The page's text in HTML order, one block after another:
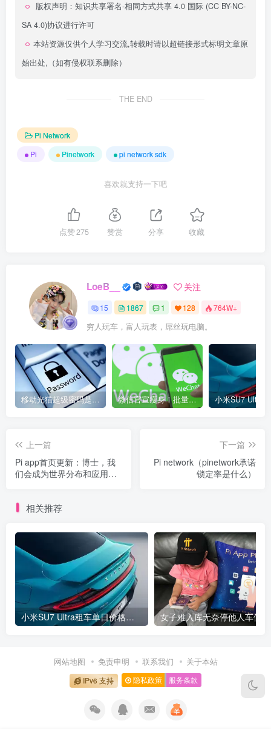
版权声明： 知识共享署名-相同方式共享 4.0 国际 (CC BY-NC-
SA 4.0)协议进行许可
本站资源仅供个人学习交流,转载时请以超链接形式标明文章原
始出处,（如有侵权联系删除）
THE END
Pi Network
Pi
Pinetwork pi network sdk
喜欢就支持一下吧
点赞275 赞赏 分享 收藏
LoeB__ 关注
15 1867 1 128 764W+
穷人玩车，富人玩表，屌丝玩电脑。
移动光猫超级密码是多少？移动光猫超级管理员后台账号与密码 微信官宣瘦身！批量清理原图新功能来了 安卓、iOS均可使用
上一篇
Pi app首页更新：博士，我
们会成为世界分布和应用最
下一篇
Pi network（pinetwork承诺
锁定率是什么）
相关推荐
小米SU7 Ultra租车单日价格高达万元：一月内已约满 预计一年回本
网站地图 免责申明 联系我们 关于本站
IPv6 支持 隐私政策 服务条款